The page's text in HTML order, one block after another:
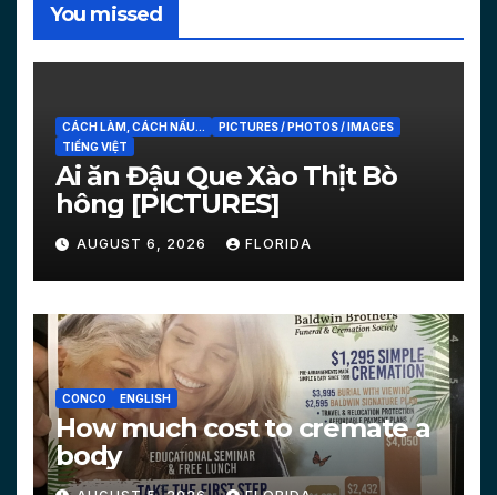
You missed
CÁCH LÀM, CÁCH NẤU...
PICTURES / PHOTOS / IMAGES
TIẾNG VIỆT
Ai ăn Đậu Que Xào Thịt Bò
hông [PICTURES]
AUGUST 6, 2026 FLORIDA
CONCO ENGLISH
How much cost to cremate a
body